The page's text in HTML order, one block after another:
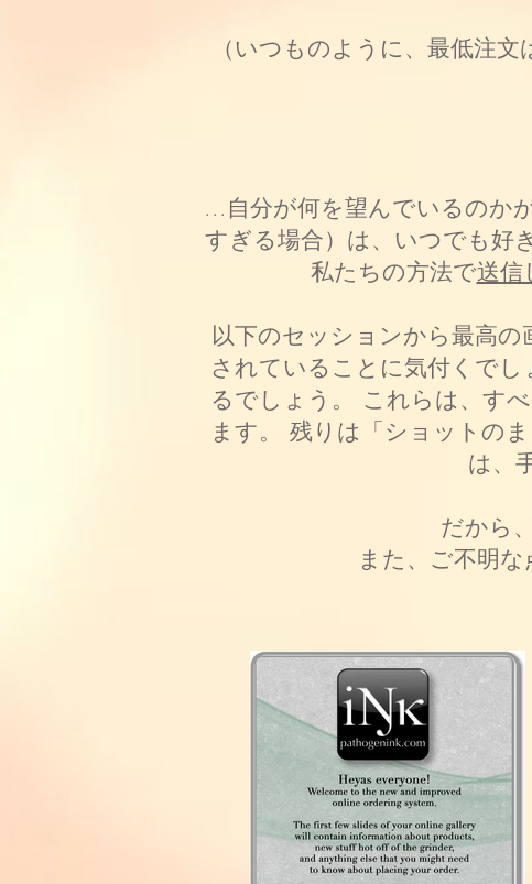
（いつものように、最低注
...自分が何を望んでいるのか
すぎる場合）は、いつでも好
私たちの方法で送信
以下のセッションから最高
されていることに気付くで
るでしょう。 これらは、す
ます。 残りは「ショットの
は、
だから
また、ご不明